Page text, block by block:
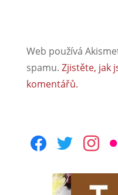
Web používá
spamu. Zjistěte, jak
komentářů.
facebooktwitter